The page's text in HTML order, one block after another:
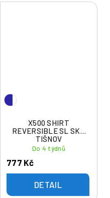
X500 SHIRT
REVERSIBLE SL SKB
TIŠNOV
Do 4 týdnů
777 Kč
DETAIL